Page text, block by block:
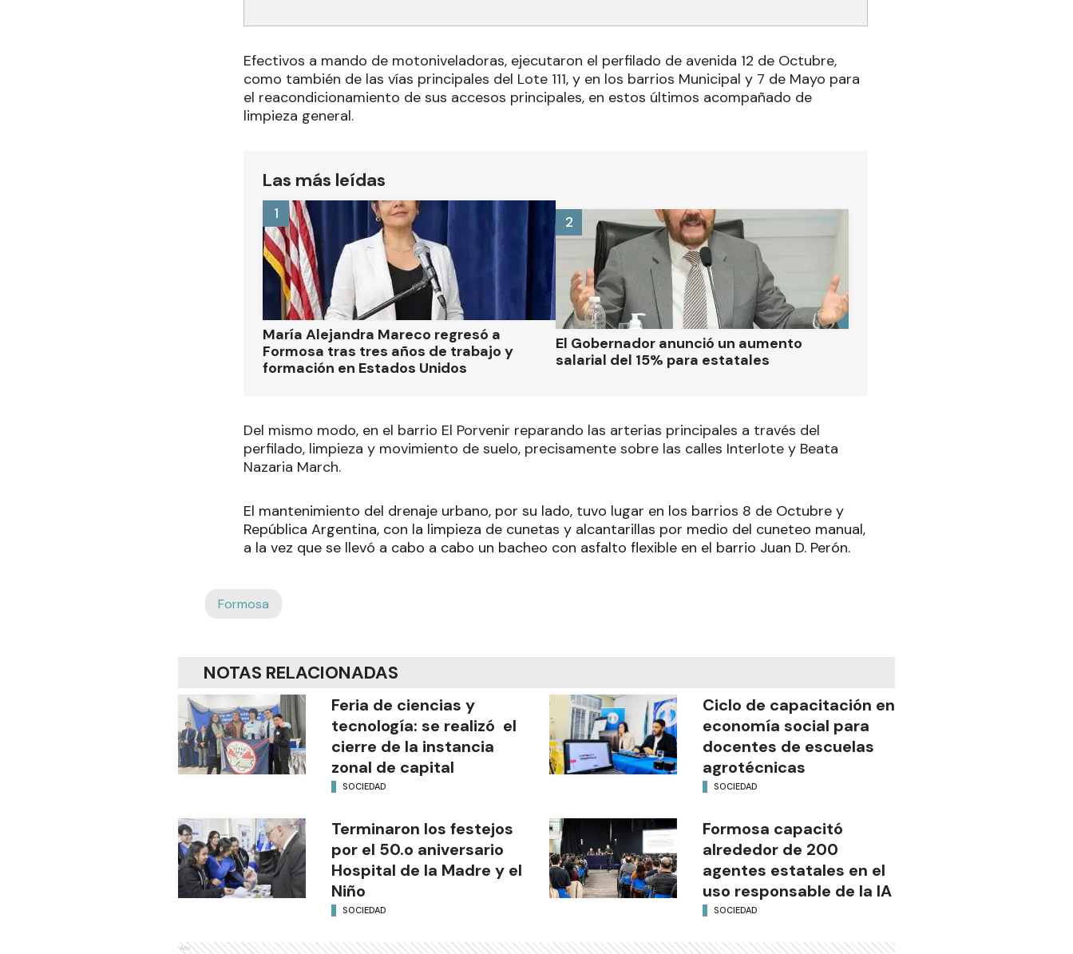
Efectivos a mando de motoniveladoras, ejecutaron el perfilado de avenida 12 de Octubre,
como también de las vías principales del Lote 111, y en los barrios Municipal y 7 de Mayo para
el reacondicionamiento de sus accesos principales, en estos últimos acompañado de
limpieza general.
Las más leídas
María Alejandra Mareco regresó a
Formosa tras tres años de trabajo y
formación en Estados Unidos
1
El Gobernador anunció un aumento
salarial del 15% para estatales
2
Del mismo modo, en el barrio El Porvenir reparando las arterias principales a través del
perfilado, limpieza y movimiento de suelo, precisamente sobre las calles Interlote y Beata
Nazaria March.
El mantenimiento del drenaje urbano, por su lado, tuvo lugar en los barrios 8 de Octubre y
República Argentina, con la limpieza de cunetas y alcantarillas por medio del cuneteo manual,
a la vez que se llevó a cabo a cabo un bacheo con asfalto flexible en el barrio Juan D. Perón.
Formosa
NOTAS RELACIONADAS
Feria de ciencias y
tecnología: se realizó el
cierre de la instancia
zonal de capital
SOCIEDAD
Ciclo de capacitación en
economía social para
docentes de escuelas
agrotécnicas
SOCIEDAD
Terminaron los festejos
por el 50.o aniversario
Hospital de la Madre y el
Niño
SOCIEDAD
Formosa capacitó
alrededor de 200
agentes estatales en el
uso responsable de la IA
SOCIEDAD
Ads